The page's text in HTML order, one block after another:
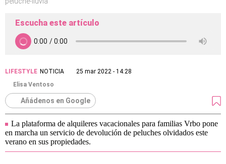
Escucha este artículo
LIFESTYLE NOTICIA
25 mar 2022 - 14:28
Elisa Ventoso
Añádenos en Google
La plataforma de alquileres vacacionales para familias Vrbo pone
en marcha un servicio de devolución de peluches olvidados este
verano en sus propiedades.